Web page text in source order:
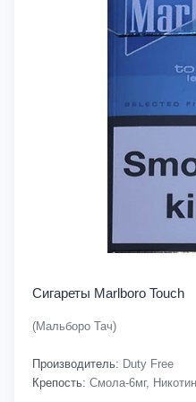
Сигареты Marlboro Touch
(Мальборо Тач)
Производитель: Duty Free
Крепость: Смола-6мг,